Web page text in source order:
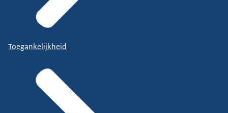
Toegankelijkheid